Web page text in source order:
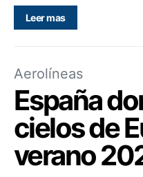
Leer mas
Aerolíneas
España
cielos de
verano